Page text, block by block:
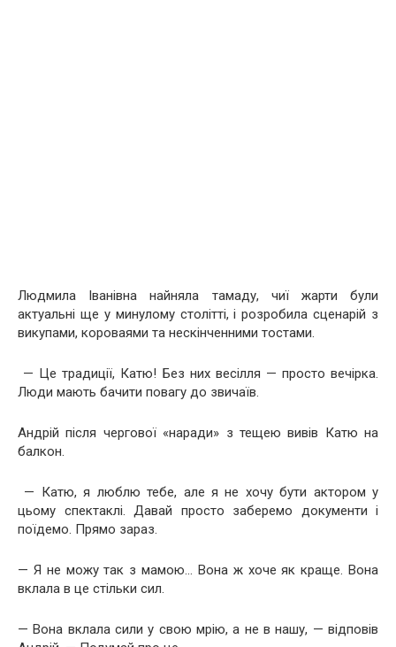
Людмила Іванівна найняла тамаду, чиї жарти були
актуальні ще у минулому столітті, і розробила сценарій з
викупами, короваями та нескінченними тостами.
— Це традиції, Катю! Без них весілля — просто вечірка.
Люди мають бачити повагу до звичаїв.
Андрій після чергової «наради» з тещею вивів Катю на
балкон.
— Катю, я люблю тебе, але я не хочу бути актором у
цьому спектаклі. Давай просто заберемо документи і
поїдемо. Прямо зараз.
— Я не можу так з мамою… Вона ж хоче як краще. Вона
вклала в це стільки сил.
— Вона вклала сили у свою мрію, а не в нашу, — відповів